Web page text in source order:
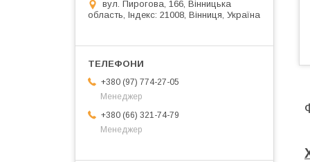
вул. Пирогова, 166, Вінницька
область, Індекс: 21008, Вінниця, Україна
+380 (97) 774-27-05
Менеджер
+380 (66) 321-74-79
Менеджер